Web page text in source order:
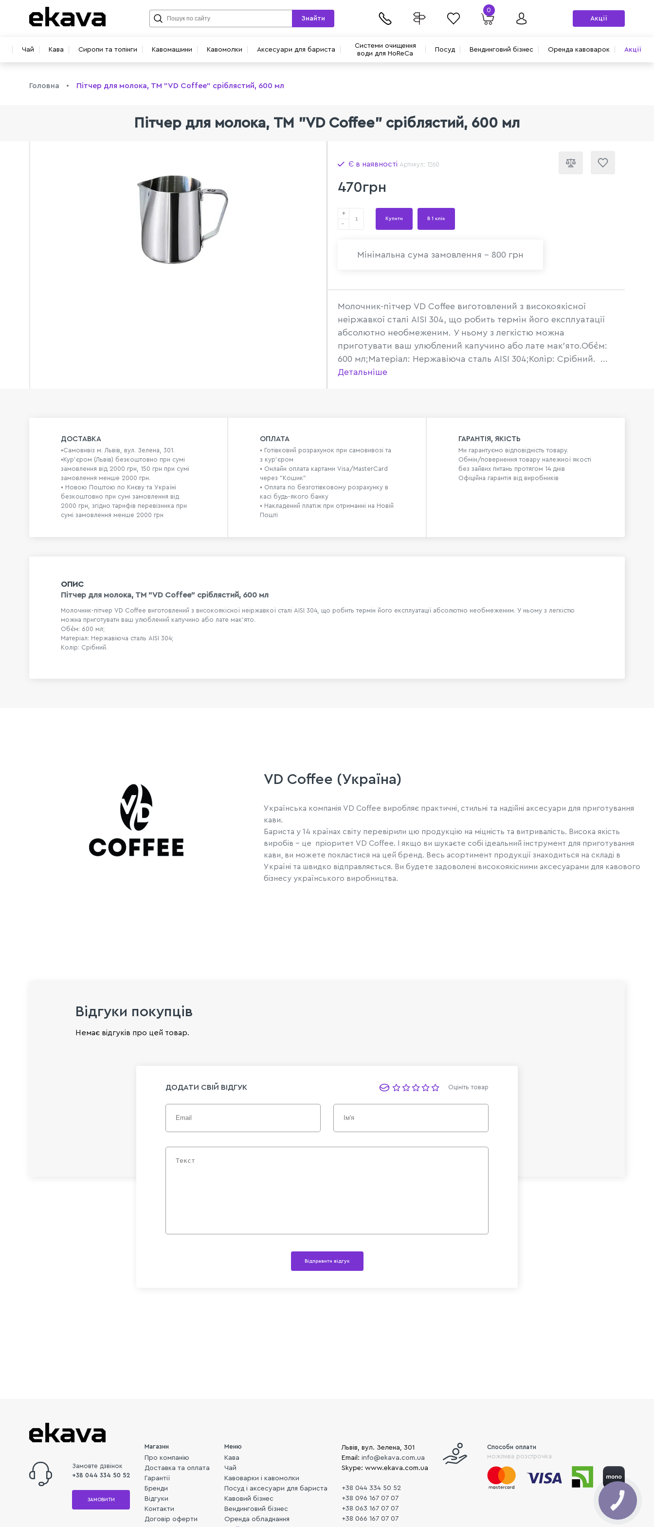
Чай Кава Сиропи та топінги Кавомашини Кавомолки Аксесуари для бариста
Системи очищення
води для HoReCa
Посуд Вендинговий бізнес Оренда кавоварок Акції
Знайти
0
Акції
Головна Пітчер для молока, ТМ "VD Coffee" сріблястий, 600 мл
Пітчер для молока, ТМ "VD Coffee" сріблястий, 600 мл
Є в наявності Артикул: 1260
470грн
+
-
Купити В 1 клік
Мінімальна сума замовлення - 800 грн
Молочник-пітчер VD Coffee виготовлений з високоякісної
неіржавкої сталі AISI 304, що робить термін його експлуатації
абсолютно необмеженим. У ньому з легкістю можна
приготувати ваш улюблений капучино або лате мак'ято.Об`єм:
600 мл;Матеріал: Нержавіюча сталь AISI 304;Колір: Срібний. ...
Детальніше
ДОСТАВКА
•Самовивіз м. Львів, вул. Зелена, 301.
•Кур'єром (Львів) безкоштовно при сумі
замовлення від 2000 грн, 150 грн при сумі
замовлення менше 2000 грн.
• Новою Поштою по Києву та Україні
безкоштовно при сумі замовлення від
2000 грн, згідно тарифів перевізника при
сумі замовлення менше 2000 грн
ОПЛАТА
• Готівковий розрахунок при самовивозі та
з кур’єром
• Онлайн оплата картами Visa/MasterCard
через "Кошик"
• Оплата по безготівковому розрахунку в
касі будь-якого банку
• Накладений платіж при отриманні на Новій
Пошті
ГАРАНТІЯ, ЯКІСТЬ
Ми гарантуємо відповідність товару.
Обмін/повернення товару належної якості
без зайвих питань протягом 14 днів
Офіційна гарантія від виробників
ОПИС
Пітчер для молока, ТМ "VD Coffee" сріблястий, 600 мл
Молочник-пітчер VD Coffee виготовлений з високоякісної неіржавкої сталі AISI 304, що робить термін його експлуатації абсолютно необмеженим. У ньому з легкістю
можна приготувати ваш улюблений капучино або лате мак'ято.
Об`єм: 600 мл;
Матеріал: Нержавіюча сталь AISI 304;
Колір: Срібний.
VD Coffee (Україна)
Українська компанія VD Coffee виробляє практичні, стильні та надійні аксесуари для приготування
кави.
Бариста у 14 країнах світу перевірили цю продукцію на міцність та витривалість. Висока якість
виробів – це пріоритет VD Coffee. І якщо ви шукаєте собі ідеальний інструмент для приготування
кави, ви можете покластися на цей бренд. Весь асортимент продукції знаходиться на складі в
Україні та швидко відправляється. Ви будете задоволені високоякісними аксесуарами для кавового
бізнесу українського виробництва.
Відгуки покупців
Немає відгуків про цей товар.
ДОДАТИ СВІЙ ВІДГУК Оцініть товар
Відправити відгук
Замовте дзвінок
+38 044 334 50 52
ЗАМОВИТИ
Магазин
Про компанію
Доставка та оплата
Гарантії
Бренди
Відгуки
Контакти
Договір оферти
Меню
Кава
Чай
Кавоварки і кавомолки
Посуд і аксесуари для бариста
Кавовий бізнес
Вендинговий бізнес
Оренда обладнання
Львів, вул. Зелена, 301
Email:info@ekava.com.ua
Skype: www.ekava.com.ua
+38 044 334 50 52
+38 096 167 07 07
+38 063 167 07 07
+38 066 167 07 07
Способи оплати
можлива розстрочка